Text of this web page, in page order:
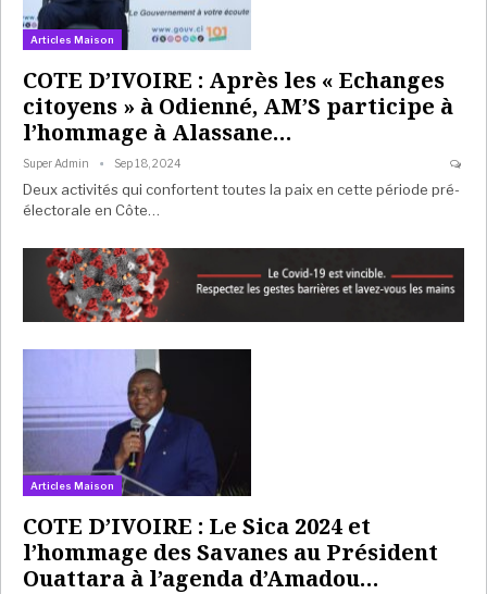
Articles Maison
COTE D’IVOIRE : Après les « Echanges
citoyens » à Odienné, AM’S participe à
l’hommage à Alassane…
Super Admin Sep 18, 2024
Deux activités qui confortent toutes la paix en cette période pré-
électorale en Côte…
Articles Maison
COTE D’IVOIRE : Le Sica 2024 et
l’hommage des Savanes au Président
Ouattara à l’agenda d’Amadou…